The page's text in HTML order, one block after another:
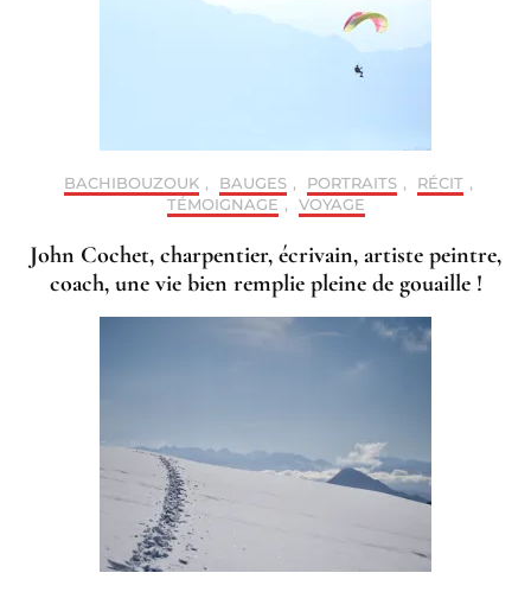
BACHIBOUZOUK , BAUGES , PORTRAITS , RÉCIT ,
TÉMOIGNAGE , VOYAGE
John Cochet, charpentier, écrivain, artiste peintre,
coach, une vie bien remplie pleine de gouaille !